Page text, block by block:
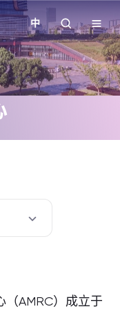
中
（AMRC）成立于